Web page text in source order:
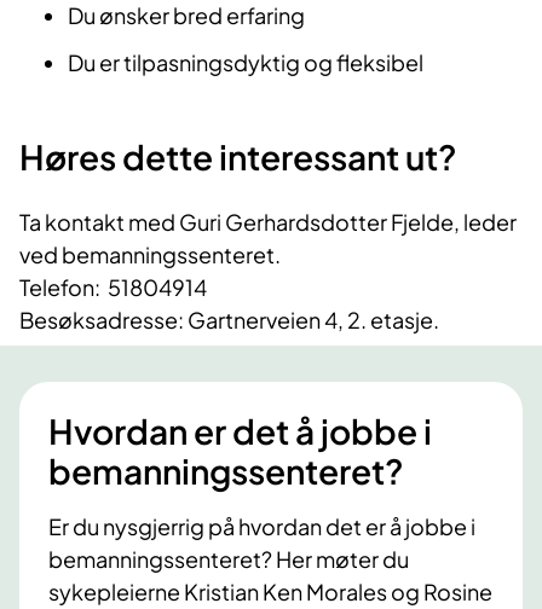
Du ønsker bred erfaring
Du er tilpasningsdyktig og fleksibel
Høres dette interessant ut?
Ta kontakt med Guri Gerhardsdotter Fjelde, leder
ved bemanningssenteret.
Telefon: 51804914
Besøksadresse: Gartnerveien 4, 2. etasje.
Hvordan er det å jobbe i
bemanningssenteret?
Er du nysgjerrig på hvordan det er å jobbe i
bemanningssenteret? Her møter du
sykepleierne Kristian Ken Morales og Rosine